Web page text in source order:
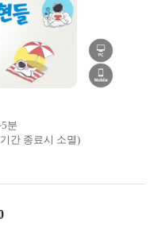
분
간 종료시 소멸)